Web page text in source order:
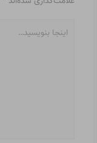
بنویسید…